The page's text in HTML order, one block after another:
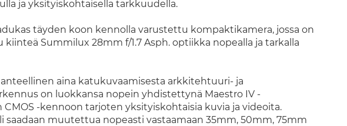
ja yksityiskohtaisella tarkkuudella.
täyden koon kennolla varustettu kompaktikamera, jossa on
Summilux 28mm f/1.7 Asph. optiikka nopealla ja tarkalla
aina katukuvaamisesta arkkitehtuuri- ja
on luokkansa nopein yhdistettynä Maestro IV -
CMOS -kennoon tarjoten yksityiskohtaisia kuvia ja videoita.
saadaan muutettua nopeasti vastaamaan 35mm, 50mm, 75mm